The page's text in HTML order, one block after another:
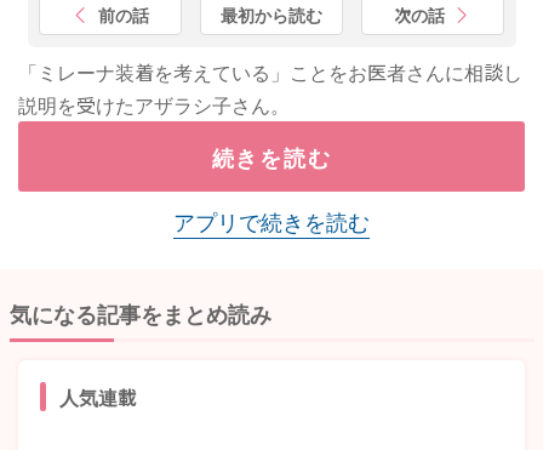
前の話 最初から読む 次の話
「ミレーナ装着を考えている」ことをお医者さんに相談し
説明を受けたアザラシ子さん。
続きを読む
アプリで続きを読む
気になる記事をまとめ読み
人気連載